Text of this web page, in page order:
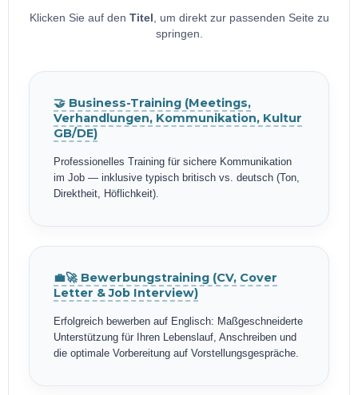
Klicken Sie auf den Titel , um direkt zur passenden Seite zu
springen.
🤝 Business-Training (Meetings,
Verhandlungen, Kommunikation, Kultur
GB/DE)
Professionelles Training für sichere Kommunikation
im Job — inklusive typisch britisch vs. deutsch (Ton,
Direktheit, Höflichkeit).
💼🚀 Bewerbungstraining (CV, Cover
Letter & Job Interview)
Erfolgreich bewerben auf Englisch: Maßgeschneiderte
Unterstützung für Ihren Lebenslauf, Anschreiben und
die optimale Vorbereitung auf Vorstellungsgespräche.